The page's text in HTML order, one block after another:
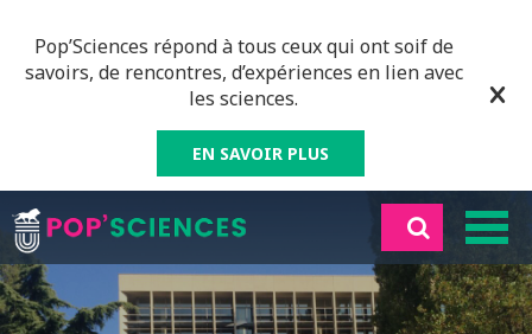
Pop’Sciences répond à tous ceux qui ont soif de
savoirs, de rencontres, d’expériences en lien avec
les sciences.
EN SAVOIR PLUS